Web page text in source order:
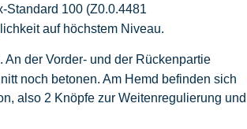
Standard 100 (Z0.0.4481
auf höchstem Niveau.
der Vorder- und der Rückenpartie
noch betonen. Am Hemd befinden sich
also 2 Knöpfe zur Weitenregulierung und